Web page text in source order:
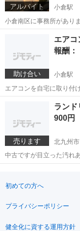
アルバイト
小倉駅
小倉南区に事務所があり
て事務員さん不足の為に
★事務所の掃除 ★電話対
基本この業務に...
助け合い
エアコ
報酬：
小倉駅
エアコンを自宅に取り付
で教えて欲しいです。 取
の角度等々分からず困っ
るので本当に教えてくれ
売ります
ランド
900円
北九州市
中古ですが目立った汚れ
してください★
初めての方へ
プライバシーポリシー
健全化に資する運用方針